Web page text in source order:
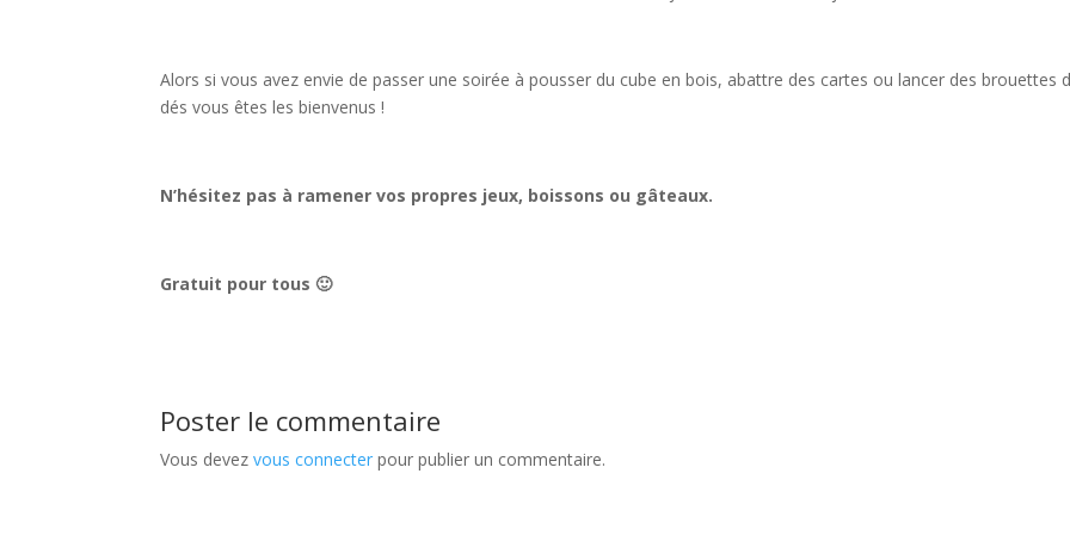
Alors si vous avez envie de passer une soirée à pousser du cube en bois, abattre des cartes ou lancer des brouettes
dés vous êtes les bienvenus !
N’hésitez pas à ramener vos propres jeux, boissons ou gâteaux.
Gratuit pour tous 🙂
Poster le commentaire
Vous devezvous connecter pour publier un commentaire.